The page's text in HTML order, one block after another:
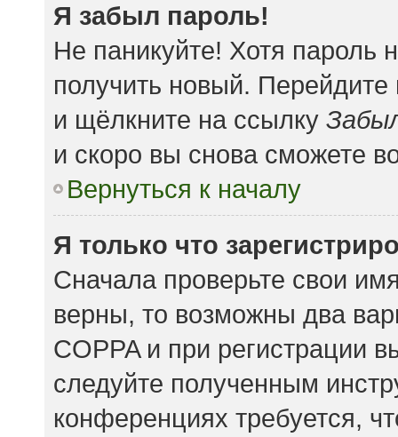
Я забыл пароль!
Не паникуйте! Хотя пароль
получить новый.
и щёлкните на ссылку
и скоро вы снова сможете
Вернуться к началу
Я только что
Сначала проверьте свои
верны, то возможны два
COPPA и при регистрации
следуйте полученным
конференциях требуется,